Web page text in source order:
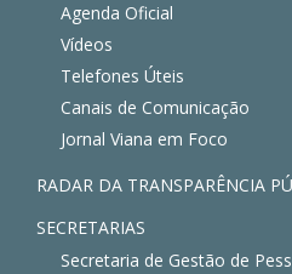
Agenda Oficial
Vídeos
Telefones Úteis
Canais de Comunicação
Jornal Viana em Foco
RADAR DA TRANSPARÊNCIA
SECRETARIAS
Secretaria de Gestão de